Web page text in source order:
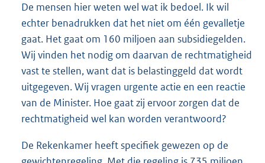
De mensen hier weten wel wat ik bedoel. Ik wil
echter benadrukken dat het niet om één gevalletje
gaat. Het gaat om 160 miljoen aan subsidiegelden.
Wij vinden het nodig om daarvan de rechtmatigheid
vast te stellen, want dat is belastinggeld dat wordt
uitgegeven. Wij vragen urgente actie en een reactie
van de Minister. Hoe gaat zij ervoor zorgen dat de
rechtmatigheid wel kan worden verantwoord?
De Rekenkamer heeft specifiek gewezen op de